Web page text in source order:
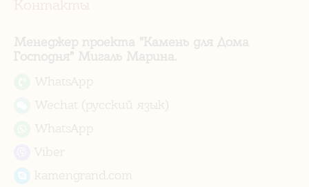
Менеджер проекта "Камень для Дома
Господня" Мигаль Марина.
WhatsApp
Wechat (русский язык)
WhatsApp
Viber
kamengrand.com